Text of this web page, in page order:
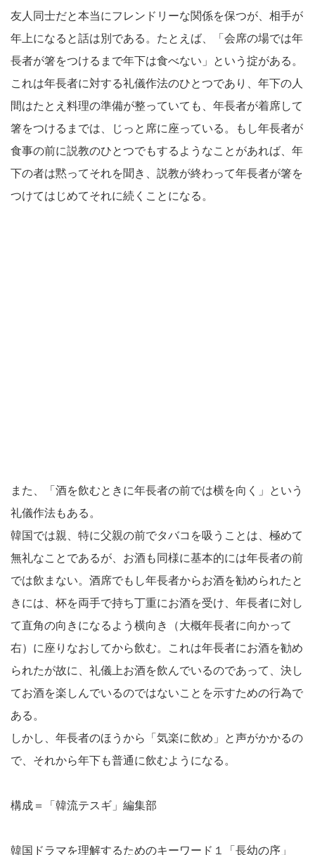
友人同士だと本当にフレンドリーな関係を保つが、相手が
年上になると話は別である。たとえば、「会席の場では年
長者が箸をつけるまで年下は食べない」という掟がある。
これは年長者に対する礼儀作法のひとつであり、年下の人
間はたとえ料理の準備が整っていても、年長者が着席して
箸をつけるまでは、じっと席に座っている。もし年長者が
食事の前に説教のひとつでもするようなことがあれば、年
下の者は黙ってそれを聞き、説教が終わって年長者が箸を
つけてはじめてそれに続くことになる。
また、「酒を飲むときに年長者の前では横を向く」という
礼儀作法もある。
韓国では親、特に父親の前でタバコを吸うことは、極めて
無礼なことであるが、お酒も同様に基本的には年長者の前
では飲まない。酒席でもし年長者からお酒を勧められたと
きには、杯を両手で持ち丁重にお酒を受け、年長者に対し
て直角の向きになるよう横向き（大概年長者に向かって
右）に座りなおしてから飲む。これは年長者にお酒を勧め
られたが故に、礼儀上お酒を飲んでいるのであって、決し
てお酒を楽しんでいるのではないことを示すための行為で
ある。
しかし、年長者のほうから「気楽に飲め」と声がかかるの
で、それから年下も普通に飲むようになる。
構成＝「韓流テスギ」編集部
韓国ドラマを理解するためのキーワード１「長幼の序」